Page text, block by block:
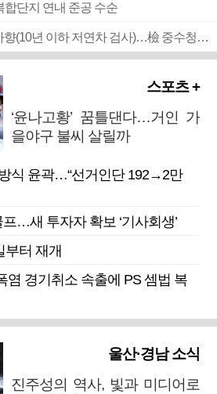
합단지 연내 준공 수순
■ 검사 신분 버리고 직급하향(10년 이하 저연차 검사)…檢 중수청행 기피
스포츠 +
‘윤나고황’ 꿈틀댄다…거인 가
을야구 불씨 살릴까
식 윤곽…“선거인단 192→2만
…새 투자자 확보 ‘기사회생’
터 재개
경기취소 속출에 PS 셈법 복
울산·경남 소식
진주성의 역사, 빛과 미디어로